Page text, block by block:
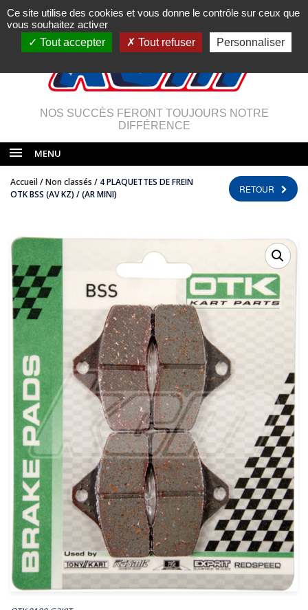
NOS SUCCÈS FERONT TOUJOURS NOTRE
DIFFÉRENCE
MENU
Accueil/Non classés / 4 PLAQUETTES DE FREIN
OTK BSS (AV KZ) / (AR MINI)
RETOUR
Ce site utilise des cookies et vous donne le contrôle sur ceux que
vous souhaitez activer
Tout accepter
Tout refuser Personnaliser